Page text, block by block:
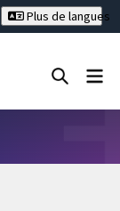
Plus de langues